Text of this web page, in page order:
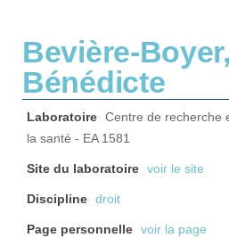
Bevière-Boyer,
Bénédicte
Laboratoire Centre de recherche
la santé - EA 1581
Site du laboratoire voir le site
Discipline droit
Page personnelle voir la page